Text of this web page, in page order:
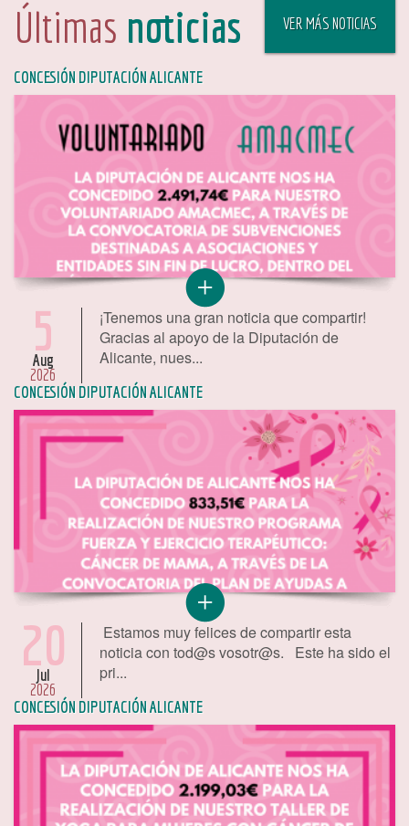
Últimas noticias VER MÁS NOTICIAS
CONCESIÓN DIPUTACIÓN ALICANTE
5
Aug
2026
¡Tenemos una gran noticia que compartir!
Gracias al apoyo de la Diputación de
Alicante, nues...
CONCESIÓN DIPUTACIÓN ALICANTE
20
Jul
2026
Estamos muy felices de compartir esta
noticia con tod@s vosotr@s. Este ha sido el
pri...
CONCESIÓN DIPUTACIÓN ALICANTE